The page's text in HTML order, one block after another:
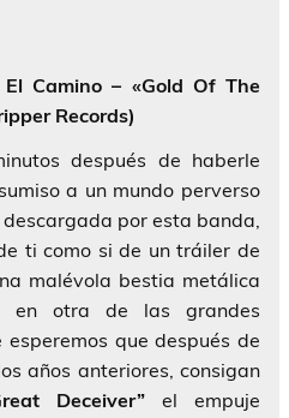
El Camino – «Gold Of The
Records)
después de haberle
a un mundo perverso
por esta banda,
ti como si de un tráiler de
malévola bestia metálica
en otra de las grandes
que después de
años anteriores, consigan
Deceiver”el empuje